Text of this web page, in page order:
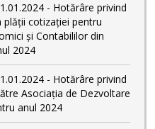
- Hotărâre privind
plății cotizației pentru
și Contabililor din
2024
- Hotărâre privind
Asociația de Dezvoltare
anul 2024